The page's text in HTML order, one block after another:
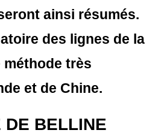
ainsi résumés.
des lignes de la
méthode très
et de Chine.
DE BELLINE